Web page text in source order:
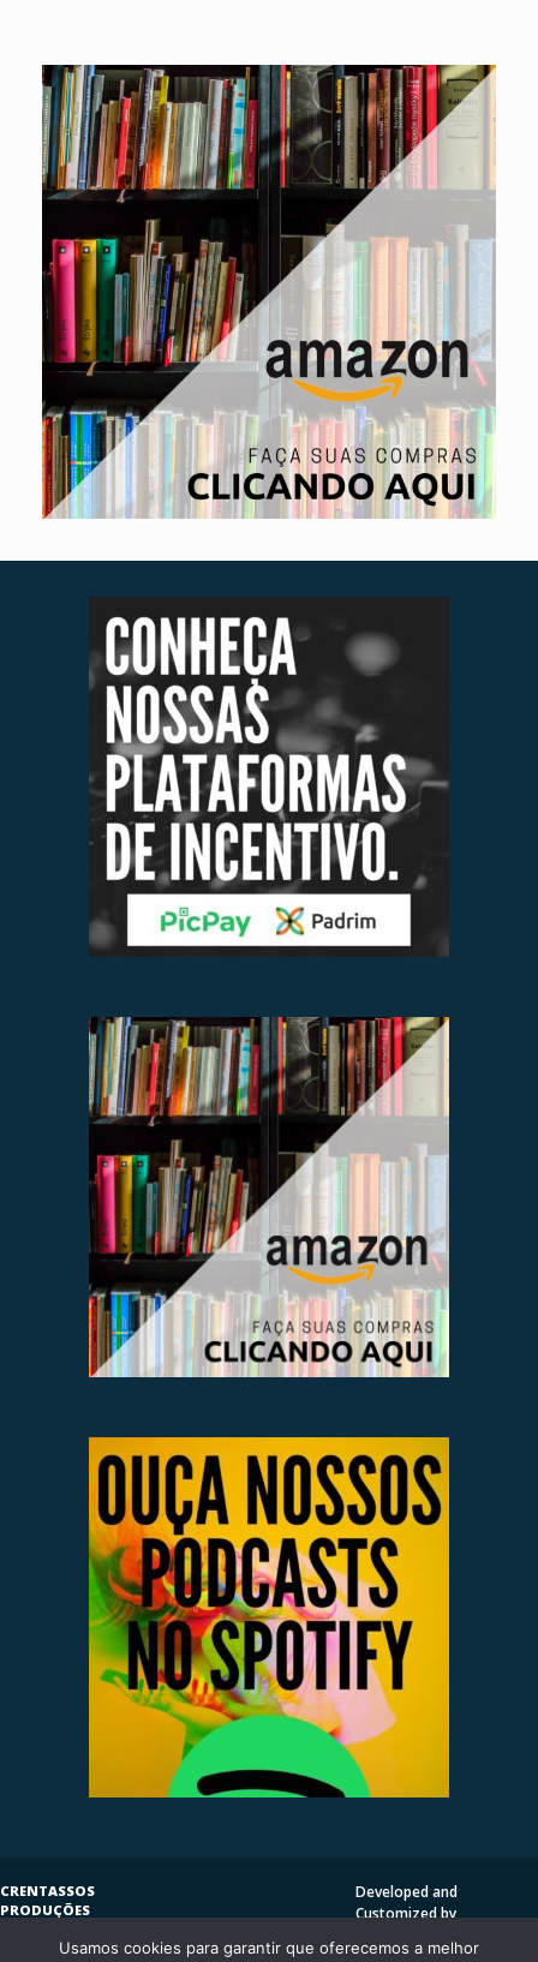
CRENTASSOS
PRODUÇÕES
COPYLEFT©2009
Developed and
Customized by
DESIGN
Usamos cookies para garantir que oferecemos a melhor